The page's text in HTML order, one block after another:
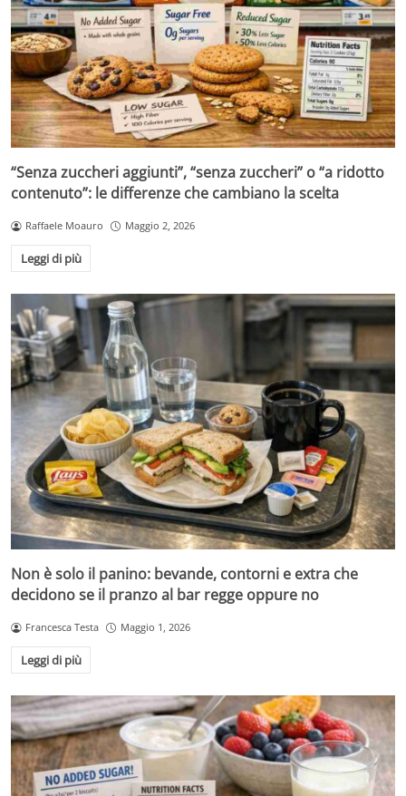
“Senza zuccheri aggiunti”, “senza zuccheri” o “a ridotto
contenuto”: le differenze che cambiano la scelta
Raffaele Moauro Maggio 2, 2026
Leggi di più
Non è solo il panino: bevande, contorni e extra che
decidono se il pranzo al bar regge oppure no
Francesca Testa Maggio 1, 2026
Leggi di più